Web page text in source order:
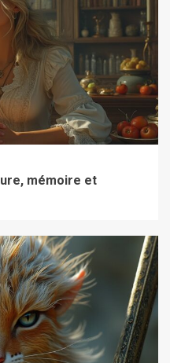
mémoire et